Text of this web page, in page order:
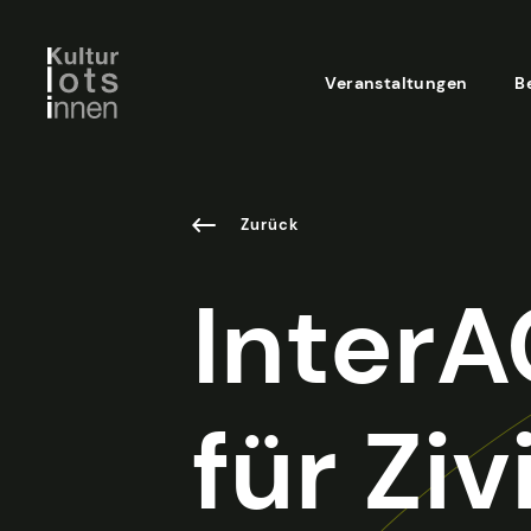
Veranstaltungen
Zurück
für